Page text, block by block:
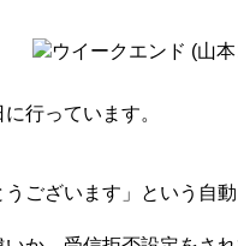
行っています。
ございます」という自